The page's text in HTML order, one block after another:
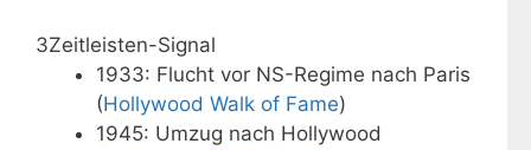
3Zeitleisten-Signal
1933: Flucht vor NS-Regime nach Paris
(Hollywood Walk of Fame)
1945: Umzug nach Hollywood